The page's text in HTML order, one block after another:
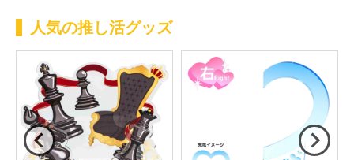
人気の推し活グッズ